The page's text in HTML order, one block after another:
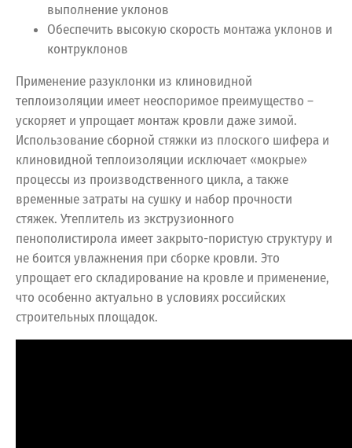
выполнение уклонов
Обеспечить высокую скорость монтажа уклонов и
контруклонов
Применение разуклонки из клиновидной
теплоизоляции имеет неоспоримое преимущество –
ускоряет и упрощает монтаж кровли даже зимой.
Использование сборной стяжки из плоского шифера и
клиновидной теплоизоляции исключает «мокрые»
процессы из производственного цикла, а также
временные затраты на сушку и набор прочности
стяжек. Утеплитель из экструзионного
пенополистирола имеет закрыто-пористую структуру и
не боится увлажнения при сборке кровли. Это
упрощает его складирование на кровле и применение,
что особенно актуально в условиях российских
строительных площадок.